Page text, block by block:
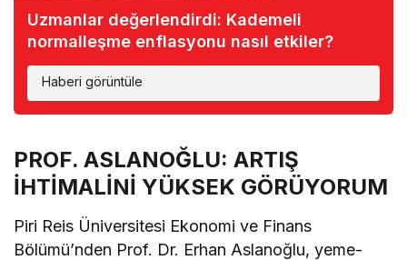
Uzmanlar değerlendirdi: Kademeli
normalleşme enflasyonu nasıl etkiler?
Haberi görüntüle
PROF. ASLANOĞLU: ARTIŞ
İHTİMALİNİ YÜKSEK GÖRÜYORUM
Piri Reis Üniversitesi Ekonomi ve Finans
Bölümü’nden Prof. Dr. Erhan Aslanoğlu, yeme-